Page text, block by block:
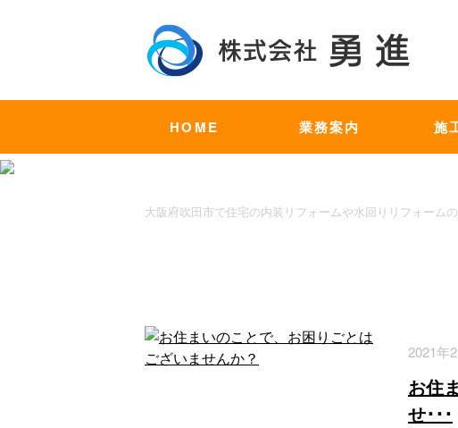
HOME 業務案内 施
大阪府吹田市で住宅の内装リフォームや水回りリフォーム
2021年
お住
せ･･･